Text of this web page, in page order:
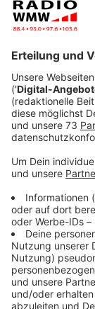
eigenen
Podcast - Viel
Veröffentlicht:
Anzeige
Anzeige
Wann lohnt
Stimmung